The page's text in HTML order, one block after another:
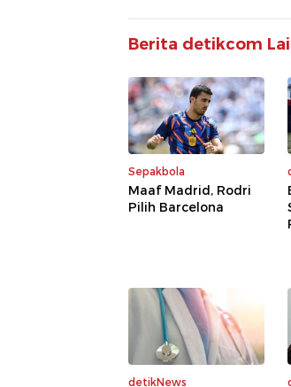
Berita detikcom
Sepakbola
Maaf Madrid, Rodri
Pilih Barcelona
detikNews